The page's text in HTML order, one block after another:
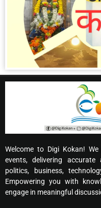
Welcome to Digi Kokan!
events, delivering
politics, business,
Empowering you with
engage in meaningful